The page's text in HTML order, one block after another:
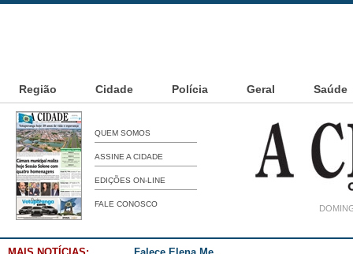
Região Cidade Polícia Geral Saúde
QUEM SOMOS
ASSINE A CIDADE
EDIÇÕES ON-LINE
FALE CONOSCO